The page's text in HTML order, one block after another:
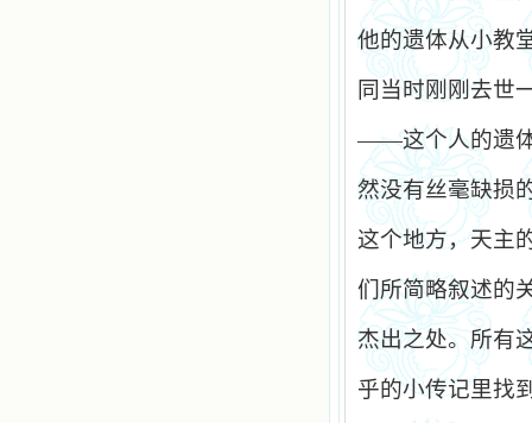
他的遗体从小教
同当时刚刚去世
——这个人的遗
然没有丝毫缺损
这个地方，天主
们所简略叙述的
杰出之处。所有
乎的小传记里找